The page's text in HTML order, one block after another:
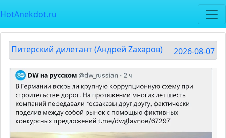
HotAnekdot.ru
Питерский дилетант (Андрей Zахаров) 2026-08-07